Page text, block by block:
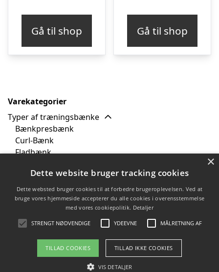
kr. 1.000,00.kr. 969,00.
Gå til shop
kr. 1.099,00.kr.
Gå til shop
Varekategorier
Typer af træningsbænke
Bænkpresbænk
Curl-Bænk
Fladbænk
Justerbar træningsbænk
Mavebænk
Rygbænk
Tilbud
×
Dette website bruger tracking cookies
Dette websted bruger cookies til at forbedre brugeroplevelsen. Ved at
bruge vores hjemmeside accepterer du alle cookies i overensstemmelse
med vores cookiepolitik. Detaljer
STRENGT NØDVENDIGE YDEEVNE MÅLRETNING AF
TILLAD COOKIES TILLAD IKKE COOKIES
VIS DETALJER